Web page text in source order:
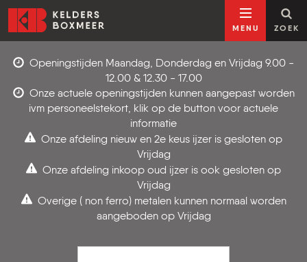
Ga naar inhoud
Kelders Boxmeer
MENU ZOEK
Openingstijden Maandag, Donderdag en Vrijdag 9.00 -
12.00 & 12.30 - 17.00
Onze actuele openingstijden kunnen aangepast worden
ivm personeelstekort, klik op de button voor actuele
informatie
Onze afdeling nieuw en 2e keus ijzer is gesloten op
Vrijdag
Onze afdeling inkoop oud ijzer is ook gesloten op
Vrijdag
Overige ( non ferro) metalen kunnen normaal worden
aangeboden op Vrijdag